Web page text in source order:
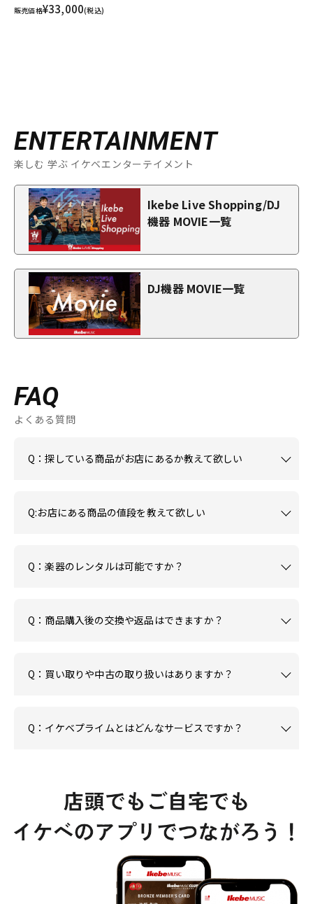
販売価格¥33,000(税込)
ENTERTAINMENT
楽しむ 学ぶ イケベエンターテイメント
Ikebe Live Shopping/DJ
機器 MOVIE一覧
DJ機器 MOVIE一覧
FAQ
よくある質問
Q：探している商品がお店にあるか教えて欲しい
Q:お店にある商品の値段を教えて欲しい
Q：楽器のレンタルは可能ですか？
Q：商品購入後の交換や返品はできますか？
Q：買い取りや中古の取り扱いはありますか？
Q：イケベプライムとはどんなサービスですか？